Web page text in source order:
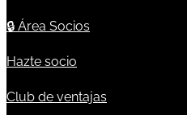
🔒 Área Socios
Hazte socio
Club de ventajas